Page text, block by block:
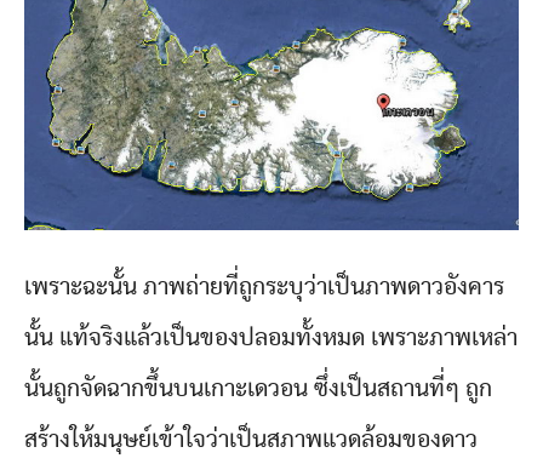
เพราะฉะนั้น ภาพถ่ายที่ถูกระบุว่าเป็นภาพดาวอังคาร
นั้น แท้จริงแล้วเป็นของปลอมทั้งหมด เพราะภาพเหล่า
นั้นถูกจัดฉากขึ้นบนเกาะเดวอน ซึ่งเป็นสถานที่ๆ ถูก
สร้างให้มนุษย์เข้าใจว่าเป็นสภาพแวดล้อมของดาว